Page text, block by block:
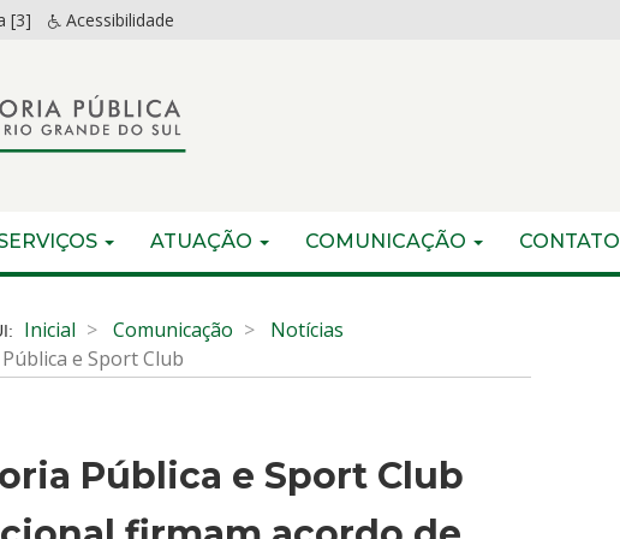
[3] Acessibilidade
ATUAÇÃO COMUNICAÇÃO CONTATO
Inicial Comunicação
Notícias
e Sport Club
Pública e Sport Club